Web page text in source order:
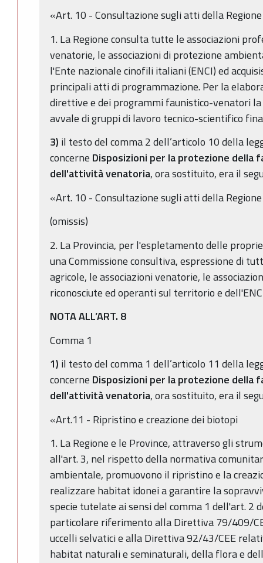
«Art. 10 - Consultazione sugli atti della
1. La Regione consulta tutte le associazioni
venatorie, le associazioni di protezione
l'Ente nazionale cinofili italiani (ENCI) ed
principali atti di programmazione. Per la
direttive e dei programmi faunistico-venatori la
avvale di gruppi di lavoro tecnico-scientifico
3) il testo del comma 2 dell’articolo 10 della
concerne Disposizioni per la protezione della
dell'attività venatoria, ora sostituito, era il
«Art. 10 - Consultazione sugli atti della
(omissis)
2. La Provincia, per l'espletamento delle
una Commissione consultiva, espressione di
agricole, le associazioni venatorie, le
riconosciute ed operanti sul territorio e
NOTA ALL’ART. 8
Comma 1
1) il testo del comma 1 dell’articolo 11 della
concerne Disposizioni per la protezione della
dell'attività venatoria, ora sostituito, era il
«Art.11 - Ripristino e creazione dei biotopi
1. La Regione e le Province, attraverso gli
all'art. 3, nel rispetto della normativa
ambientale, promuovono il ripristino e la
realizzare habitat idonei a garantire la
specie tutelate ai sensi del comma 1 dell'art. 2
particolare riferimento alla Direttiva 79/409/
uccelli selvatici e alla Direttiva 92/43/CEE
habitat naturali e seminaturali, della flora e